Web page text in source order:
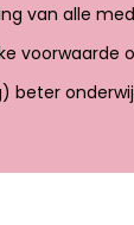
van alle
voorwaarde
beter